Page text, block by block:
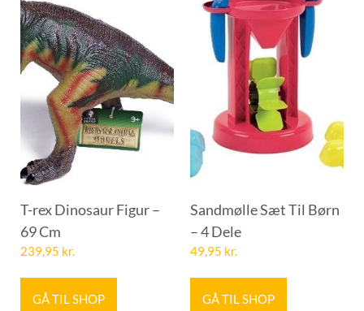
T-rex Dinosaur Figur –
69 Cm
239,95 kr.
GÅ TIL SHOP
Sandmølle Sæt Til Børn
– 4 Dele
49,95 kr.
GÅ TIL SHOP